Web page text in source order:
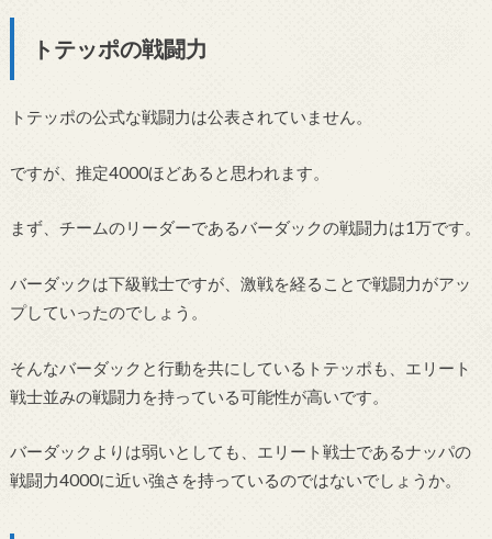
トテッポの戦闘力
トテッポの公式な戦闘力は公表されていません。
ですが、推定4000ほどあると思われます。
まず、チームのリーダーであるバーダックの戦闘力は1万です。
バーダックは下級戦士ですが、激戦を経ることで戦闘力がアッ
プしていったのでしょう。
そんなバーダックと行動を共にしているトテッポも、エリート
戦士並みの戦闘力を持っている可能性が高いです。
バーダックよりは弱いとしても、エリート戦士であるナッパの
戦闘力4000に近い強さを持っているのではないでしょうか。